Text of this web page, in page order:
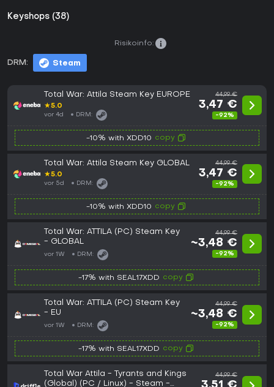
Keyshops (38)
DRM: Steam
Risikoinfo:
Total War: Attila Steam Key EUROPE
★5.0
vor 4d DRM:
44,99 €
3,47 €
-92%
-10% with XDD10 copy
Total War: Attila Steam Key GLOBAL
★5.0
vor 5d DRM:
44,99 €
3,47 €
-92%
-10% with XDD10 copy
Total War: ATTILA (PC) Steam Key
- GLOBAL
vor 1W DRM:
44,99 €
~3,48 €
-92%
-17% with SEAL17XDD copy
Total War: ATTILA (PC) Steam Key
- EU
vor 1W DRM:
44,99 €
~3,48 €
-92%
-17% with SEAL17XDD copy
Total War Attila - Tyrants and Kings
(Global) (PC / Linux) - Steam -
44,99 €